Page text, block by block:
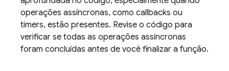
operações assíncronas, como callbacks ou
timers, estão presentes. Revise o código para
verificar se todas as operações assíncronas
foram concluídas antes de você finalizar a função.